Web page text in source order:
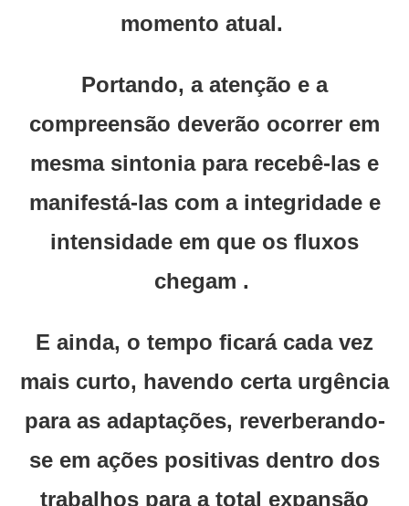
momento atual.
Portando, a atenção e a
compreensão deverão ocorrer em
mesma sintonia para recebê-las e
manifestá-las com a integridade e
intensidade em que os fluxos
chegam .
E ainda, o tempo ficará cada vez
mais curto, havendo certa urgência
para as adaptações, reverberando-
se em ações positivas dentro dos
trabalhos para a total expansão